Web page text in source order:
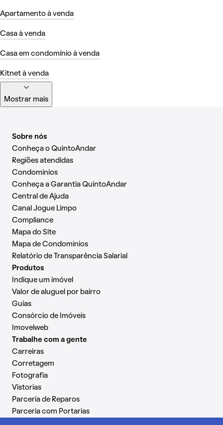
Apartamento à venda
Casa à venda
Casa em condomínio à venda
Kitnet à venda
Mostrar mais
Sobre nós
Conheça o QuintoAndar
Regiões atendidas
Condomínios
Conheça a Garantia QuintoAndar
Central de Ajuda
Canal Jogue Limpo
Compliance
Mapa do Site
Mapa de Condomínios
Relatório de Transparência Salarial
Produtos
Indique um imóvel
Valor de aluguel por bairro
Guias
Consórcio de Imóveis
Imovelweb
Trabalhe com a gente
Carreiras
Corretagem
Fotografia
Vistorias
Parceria de Reparos
Parceria com Portarias